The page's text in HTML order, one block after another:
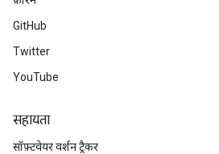
GitHub
Twitter
YouTube
सहायता
सॉफ़्टवेयर वर्शन ट्रैकर